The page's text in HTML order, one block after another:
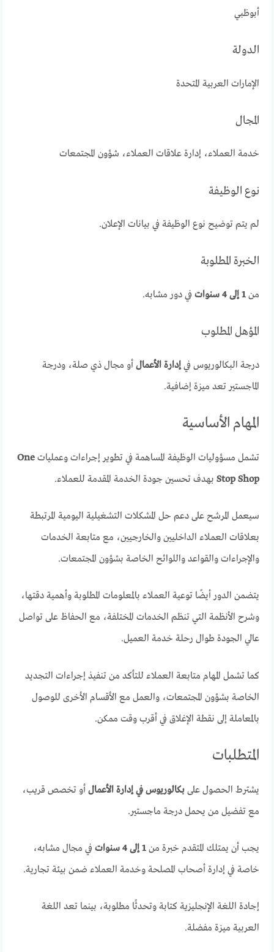
أبوظبي
الدولة
الإمارات العربية المتحدة
المجال
خدمة العملاء، إدارة علاقات العملاء، شؤون المجتمعات
نوع الوظيفة
لم يتم توضيح نوع الوظيفة في بيانات الإعلان.
الخبرة المطلوبة
من1 إلى 4 سنوات في دور مشابه.
المؤهل المطلوب
درجة البكالوريوس فيإدارة الأعمال أو مجال ذي صلة، ودرجة
الماجستير تعد ميزة إضافية.
المهام الأساسية
تشمل مسؤوليات الوظيفة المساهمة في تطوير إجراءات وعملياتOne
Stop Shop بهدف تحسين جودة الخدمة المقدمة للعملاء.
سيعمل المرشح على دعم حل المشكلات التشغيلية اليومية المرتبطة
بعلاقات العملاء الداخليين والخارجيين، مع متابعة الخدمات
والإجراءات والقواعد واللوائح الخاصة بشؤون المجتمعات.
يتضمن الدور أيضًا توعية العملاء بالمعلومات المطلوبة وأهمية دقتها،
وشرح الأنظمة التي تنظم الخدمات المختلفة، مع الحفاظ على تواصل
عالي الجودة طوال رحلة خدمة العميل.
كما تشمل المهام متابعة العملاء للتأكد من تنفيذ إجراءات التجديد
الخاصة بشؤون المجتمعات، والعمل مع الأقسام الأخرى للوصول
بالمعاملة إلى نقطة الإغلاق في أقرب وقت ممكن.
المتطلبات
يشترط الحصول علىبكالوريوس في إدارة الأعمال أو تخصص قريب،
مع تفضيل من يحمل درجة ماجستير.
يجب أن يمتلك المتقدم خبرة من1 إلى 4 سنوات
في مجال مشابه،
خاصة في إدارة أصحاب المصلحة وخدمة العملاء ضمن بيئة تجارية.
إجادة اللغة الإنجليزية كتابة وتحدثًا مطلوبة، بينما تعد اللغة
العربية ميزة مفضلة.